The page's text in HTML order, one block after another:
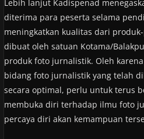
Lebih lanjut Kadispenad
diterima para peserta selama
meningkatkan kualitas dari
dibuat oleh satuan Kotama/
produk foto jurnalistik. Oleh
bidang foto jurnalistik yang telah
secara optimal, perlu untuk terus
membuka diri terhadap ilmu foto
percaya diri akan kemampuan